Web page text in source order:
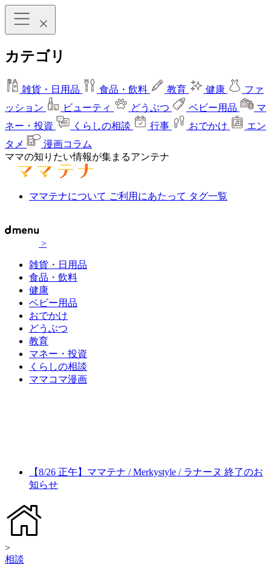
カテゴリ
雑貨・日用品 食品・飲料 教育 健康
ファ
ッション
ビューティ どうぶつ ベビー用品
マ
ネー・投資
くらしの相談 行事 おでかけ
エン
タメ
漫画コラム
ママの知りたい情報が集まるアンテナ
ママテナについて ご利用にあたって タグ一覧
>
雑貨・日用品
食品・飲料
健康
ベビー用品
おでかけ
どうぶつ
教育
マネー・投資
くらしの相談
ママコマ漫画
【8/26 正午】ママテナ / Merkystyle / ラナーヌ 終了のお
知らせ
>
相談